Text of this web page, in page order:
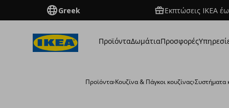
Greek Εκπτώσεις IKEA
ΠροϊόνταΔωμάτιαΠροσφορές
Προϊόντα›Κουζίνα & Πάγκοι κουζίνας›Συστήματα